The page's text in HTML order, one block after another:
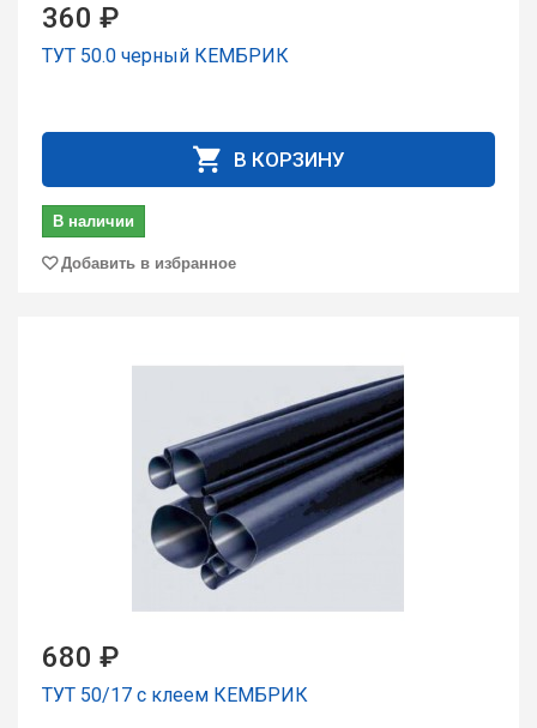
360 ₽
ТУТ 50.0 чеpный КЕМБРИК
В КОРЗИНУ
В наличии
Добавить в избранное
680 ₽
ТУТ 50/17 с клеем КЕМБРИК